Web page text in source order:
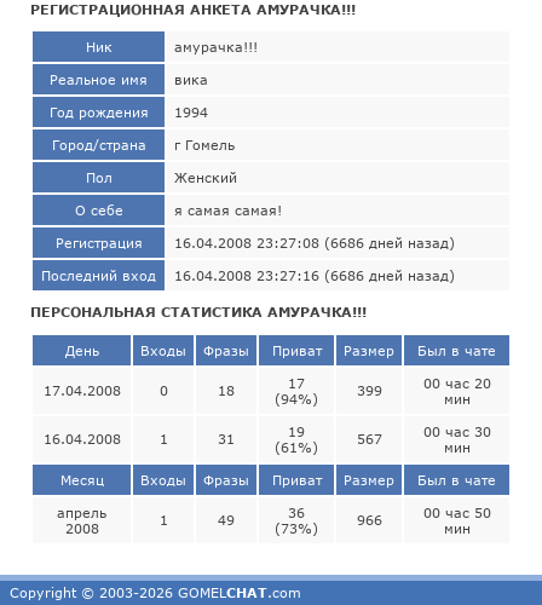
РЕГИСТРАЦИОННАЯ АНКЕТА АМУРАЧКА!!!
Ник амурачка!!!
Реальное имя вика
Год рождения 1994
Город/страна г Гомель
Пол Женский
О себе я самая самая!
Регистрация 16.04.2008 23:27:08 (6686 дней назад)
Последний вход 16.04.2008 23:27:16 (6686 дней назад)
ПЕРСОНАЛЬНАЯ СТАТИСТИКА АМУРАЧКА!!!
День Входы Фразы Приват Размер Был в чате
17.04.2008 0 18
17
(94%)
399
00 час 20
мин
16.04.2008 1 31
19
(61%)
567
00 час 30
мин
Месяц Входы Фразы Приват Размер Был в чате
апрель
2008
1 49
36
(73%)
966
00 час 50
мин
Copyright © 2003-2026 GOMEL CHAT.com